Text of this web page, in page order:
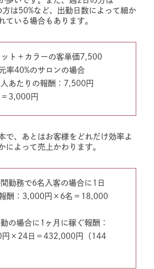
は50%など、出勤日数によって細か
ている場合もあります。
ト＋カラーの客単価7,500
率40%のサロンの場合
たりの報酬：7,500円
3,000円
で、あとはお客様をどれだけ効率よ
によって売上かわります。
勤務で6名入客の場合に1日
酬：3,000円×6名＝18,000
の場合に1ヶ月に稼ぐ報酬：
円×24日＝432,000円（144